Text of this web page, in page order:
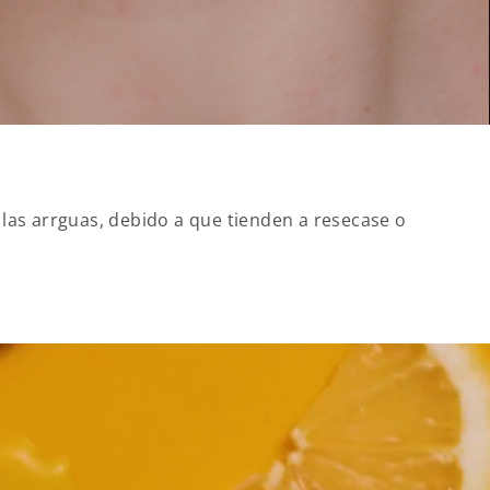
arrguas, debido a que tienden a resecase o